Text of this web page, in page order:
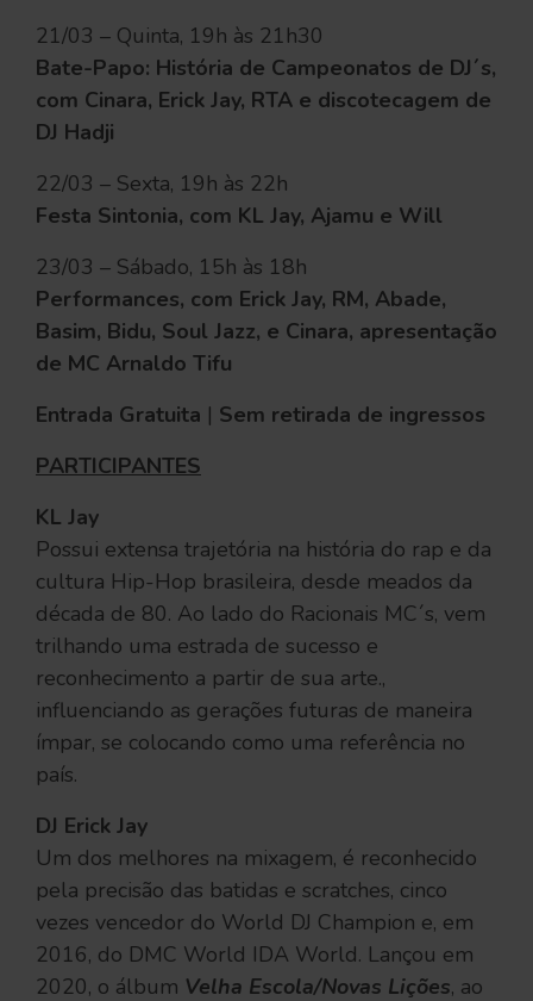
21/03 – Quinta, 19h às 21h30
Bate-Papo: História de Campeonatos de DJ´s,
com Cinara, Erick Jay, RTA e discotecagem de
DJ Hadji
22/03 – Sexta, 19h às 22h
Festa Sintonia, com KL Jay, Ajamu e Will
23/03 – Sábado, 15h às 18h
Performances, com Erick Jay, RM, Abade,
Basim, Bidu, Soul Jazz, e Cinara, apresentação
de MC Arnaldo Tifu
Entrada Gratuita | Sem retirada de ingressos
PARTICIPANTES
KL Jay
Possui extensa trajetória na história do rap e da
cultura Hip-Hop brasileira, desde meados da
década de 80. Ao lado do Racionais MC´s, vem
trilhando uma estrada de sucesso e
reconhecimento a partir de sua arte.,
influenciando as gerações futuras de maneira
ímpar, se colocando como uma referência no
país.
DJ Erick Jay
Um dos melhores na mixagem, é reconhecido
pela precisão das batidas e scratches, cinco
vezes vencedor do World DJ Champion e, em
2016, do DMC World IDA World. Lançou em
2020, o álbum Velha Escola/Novas Lições, ao